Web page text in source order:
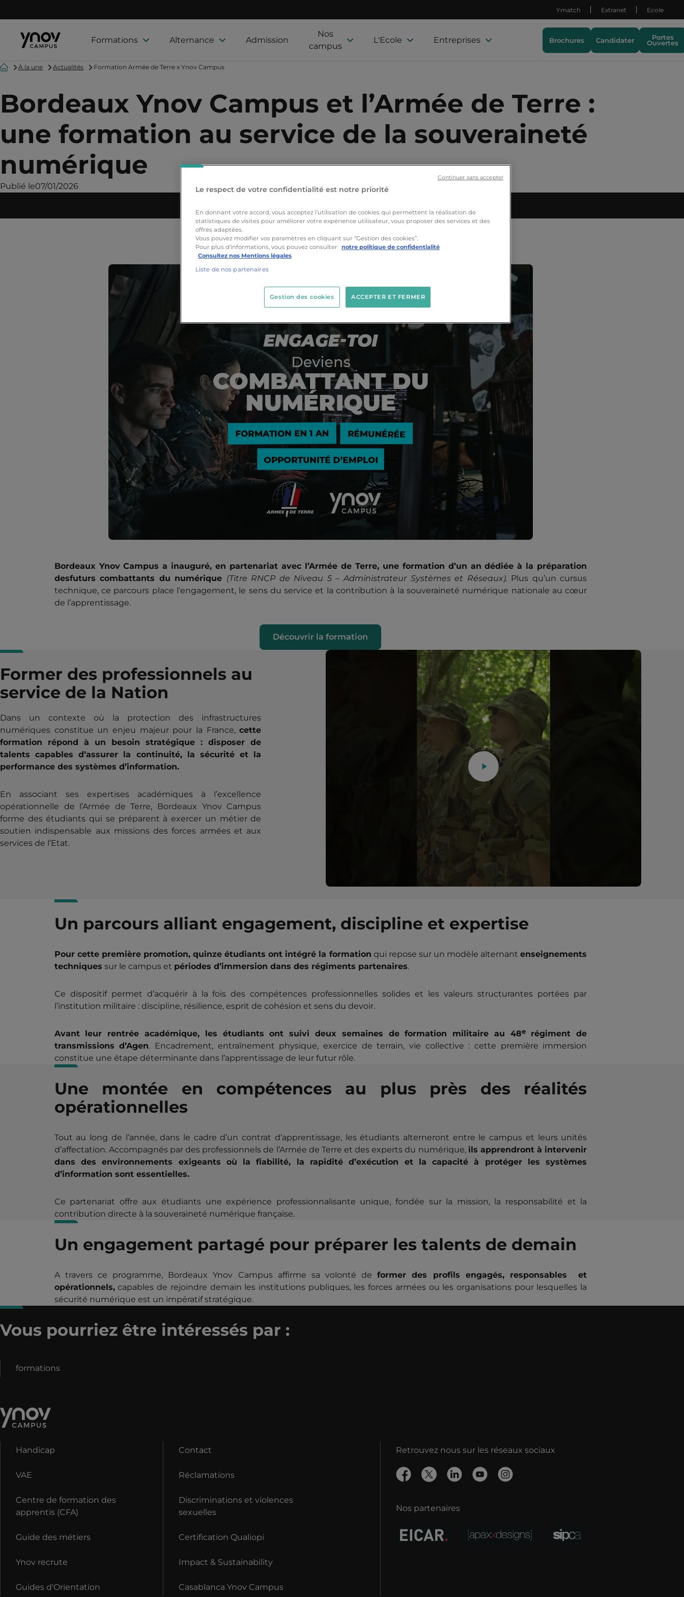
Formations Alternance Admission
Nos
campus
L'Ecole Entreprises
Ymatch Extranet Ecole
Brochures Candidater Portes
Ouvertes
AccueilÀ la une Actualités Formation Armée de Terre x Ynov Campus
Bordeaux Ynov Campus et l’Armée de Terre :
une formation au service de la souveraineté
numérique
Publié le07/01/2026
Bordeaux Ynov Campus a inauguré, en partenariat avec l’Armée de Terre, une formation d’un an dédiée à la préparation
desfuturs combattants du numérique (Titre RNCP de Niveau 5 – Administrateur Systèmes et Réseaux). Plus qu’un cursus
technique, ce parcours place l’engagement, le sens du service et la contribution à la souveraineté numérique nationale au cœur
de l’apprentissage.
Découvrir la formation
Former des professionnels au
service de la Nation
Dans un contexte où la protection des infrastructures
numériques constitue un enjeu majeur pour la France,cette
formation répond à un besoin stratégique : disposer de
talents capables d’assurer la continuité, la sécurité et la
performance des systèmes d’information.
En associant ses expertises académiques à l’excellence
opérationnelle de l’Armée de Terre, Bordeaux Ynov Campus
forme des étudiants qui se préparent à exercer un métier de
soutien indispensable aux missions des forces armées et aux
services de l’Etat.
Un parcours alliant engagement, discipline et expertise
Pour cette première promotion, quinze étudiants ont intégré la formation qui repose sur un modèle alternantenseignements
techniques sur le campus et périodes d’immersion dans des régiments partenaires.
Ce dispositif permet d’acquérir à la fois des compétences professionnelles solides et les valeurs structurantes portées par
l’institution militaire : discipline, résilience, esprit de cohésion et sens du devoir.
Avant leur rentrée académique, les étudiants ont suivi deux semaines de formation militaire au 48erégiment de
transmissions d’Agen. Encadrement, entraînement physique, exercice de terrain, vie collective : cette première immersion
constitue une étape déterminante dans l’apprentissage de leur futur rôle.
Une montée en compétences au plus près des réalités
opérationnelles
Tout au long de l’année, dans le cadre d’un contrat d’apprentissage, les étudiants alterneront entre le campus et leurs unités
d’affectation. Accompagnés par des professionnels de l’Armée de Terre et des experts du numérique, ils apprendront à intervenir
dans des environnements exigeants où la fiabilité, la rapidité d’exécution et la capacité à protéger les systèmes
d’information sont essentielles.
Ce partenariat offre aux étudiants une expérience professionnalisante unique, fondée sur la mission, la responsabilité et la
contribution directe à la souveraineté numérique française.
Un engagement partagé pour préparer les talents de demain
A travers ce programme, Bordeaux Ynov Campus affirme sa volonté deformer des profils engagés, responsables et
opérationnels,capables de rejoindre demain les institutions publiques, les forces armées ou les organisations pour lesquelles la
sécurité numérique est un impératif stratégique.
Vous pourriez être intéressés par :
formations
Handicap
VAE
Centre de formation des
apprentis (CFA)
Guide des métiers
Ynov recrute
Guides d'Orientation
Contact
Réclamations
Discriminations et violences
sexuelles
Certification Qualiopi
Impact & Sustainability
Casablanca Ynov Campus
Retrouvez nous sur les réseaux sociaux
Nos partenaires
Le respect de votre confidentialité est notre priorité
En donnant votre accord, vous acceptez l’utilisation de cookies qui permettent la réalisation de
statistiques de visites pour améliorer votre expérience utilisateur, vous proposer des services et des
offres adaptées.
Vous pouvez modifier vos paramètres en cliquant sur “Gestion des cookies”.
Pour plus d’informations, vous pouvez consulter
notre politique de confidentialité
Consultez nos Mentions légales
Liste de nos partenaires
ACCEPTER ET FERMER
Gestion des cookies
Continuer sans accepter